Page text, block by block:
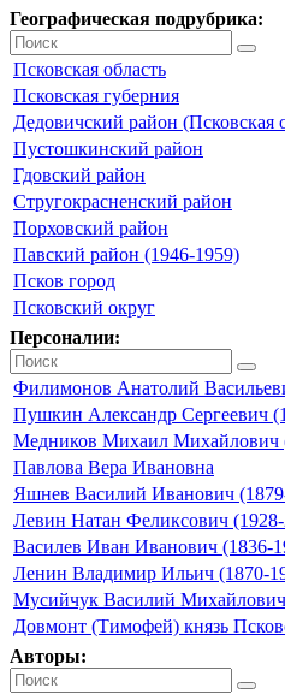
Географическая подрубрика:
Псковская область
Псковская губерния
Дедовичский район (Псковская
Пустошкинский район
Гдовский район
Стругокрасненский район
Порховский район
Павский район (1946-1959)
Псков город
Псковский округ
Персоналии:
Филимонов Анатолий
Пушкин Александр Сергеевич
Медников Михаил Михайлович
Павлова Вера Ивановна
Яшнев Василий Иванович
Левин Натан Феликсович
Василев Иван Иванович (1836-
Ленин Владимир Ильич (1870-
Мусийчук Василий
Довмонт (Тимофей) князь
Авторы: